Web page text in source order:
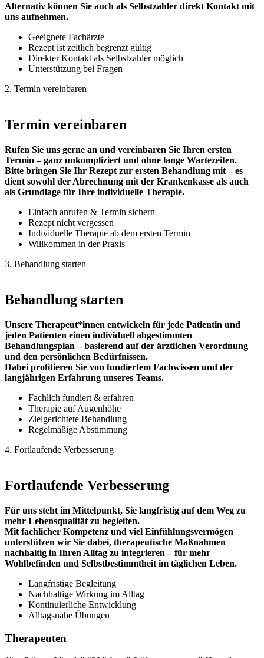
Alternativ können Sie auch als Selbstzahler direkt Kontakt mit
uns aufnehmen.
Geeignete Fachärzte
Rezept ist zeitlich begrenzt gültig
Direkter Kontakt als Selbstzahler möglich
Unterstützung bei Fragen
2. Termin vereinbaren
Termin vereinbaren
Rufen Sie uns gerne an und vereinbaren Sie Ihren ersten
Termin – ganz unkompliziert und ohne lange Wartezeiten.
Bitte bringen Sie Ihr Rezept zur ersten Behandlung mit – es
dient sowohl der Abrechnung mit der Krankenkasse als auch
als Grundlage für Ihre individuelle Therapie.
Einfach anrufen & Termin sichern
Rezept nicht vergessen
Individuelle Therapie ab dem ersten Termin
Willkommen in der Praxis
3. Behandlung starten
Behandlung starten
Unsere Therapeut*innen entwickeln für jede Patientin und
jeden Patienten einen individuell abgestimmten
Behandlungsplan – basierend auf der ärztlichen Verordnung
und den persönlichen Bedürfnissen.
Dabei profitieren Sie von fundiertem Fachwissen und der
langjährigen Erfahrung unseres Teams.
Fachlich fundiert & erfahren
Therapie auf Augenhöhe
Zielgerichtete Behandlung
Regelmäßige Abstimmung
4. Fortlaufende Verbesserung
Fortlaufende Verbesserung
Für uns steht im Mittelpunkt, Sie langfristig auf dem Weg zu
mehr Lebensqualität zu begleiten.
Mit fachlicher Kompetenz und viel Einfühlungsvermögen
unterstützen wir Sie dabei, therapeutische Maßnahmen
nachhaltig in Ihren Alltag zu integrieren – für mehr
Wohlbefinden und Selbstbestimmtheit im täglichen Leben.
Langfristige Begleitung
Nachhaltige Wirkung im Alltag
Kontinuierliche Entwicklung
Alltagsnahe Übungen
Therapeuten